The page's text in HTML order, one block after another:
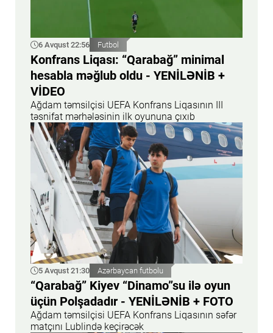
6 Avqust 22:56 Futbol
Konfrans Liqası: “Qarabağ” minimal
hesabla məğlub oldu - YENİLƏNİB +
VİDEO
Ağdam təmsilçisi UEFA Konfrans Liqasının III
təsnifat mərhələsinin ilk oyununa çıxıb
5 Avqust 21:30 Azərbaycan futbolu
“Qarabağ” Kiyev “Dinamo”su ilə oyun
üçün Polşadadır - YENİLƏNİB + FOTO
Ağdam təmsilçisi UEFA Konfrans Liqasının səfər
matçını Lublində keçirəcək